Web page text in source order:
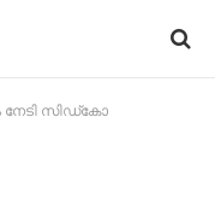
നേടി സിഡ്‌കോ